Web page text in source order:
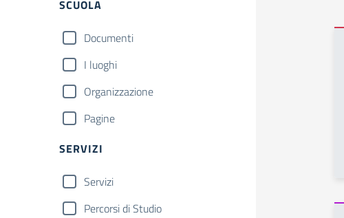
Filtri
SCUOLA
Documenti
I luoghi
Organizzazione
Pagine
SERVIZI
Servizi
Percorsi di Studio